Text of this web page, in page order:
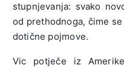
stupnjevanja: svako
od prethodnoga, čime
dotične pojmove.
Vic potječe iz